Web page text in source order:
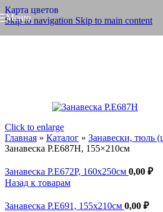
Карта цветов
Skip to navigation Skip to main content
Меню
Click to enlarge
Главная » Каталог » Занавески, тюль
Занавеска Р.Е687Н, 155×210см
Занавеска Р.Е672Р, 160x250см 0,00 ₽
Назад к товарам
Занавеска Р.Е691, 155x210см 0,00 ₽